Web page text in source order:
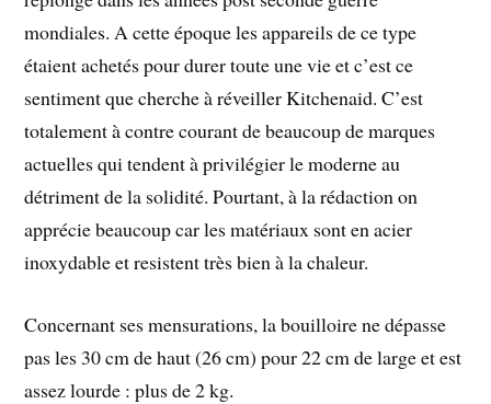
mondiales. A cette époque les appareils de ce type
étaient achetés pour durer toute une vie et c’est ce
sentiment que cherche à réveiller Kitchenaid. C’est
totalement à contre courant de beaucoup de marques
actuelles qui tendent à privilégier le moderne au
détriment de la solidité. Pourtant, à la rédaction on
apprécie beaucoup car les matériaux sont en acier
inoxydable et resistent très bien à la chaleur.
Concernant ses mensurations, la bouilloire ne dépasse
pas les 30 cm de haut (26 cm) pour 22 cm de large et est
assez lourde : plus de 2 kg.